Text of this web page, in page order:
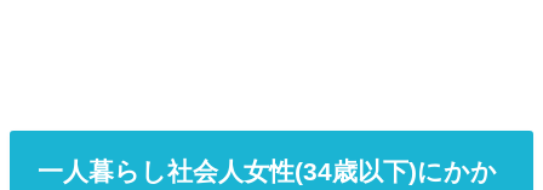
一人暮らし社会人女性(34歳以下)にかか